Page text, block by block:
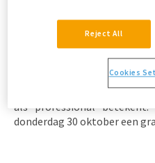
direct in de vertrouwde
de integratie is er een
vragenlijsten en e-
We kunnen ons
over dit vernieuwde
als professional betekent.
donderdag 30 oktober een
Reject All
Cookies